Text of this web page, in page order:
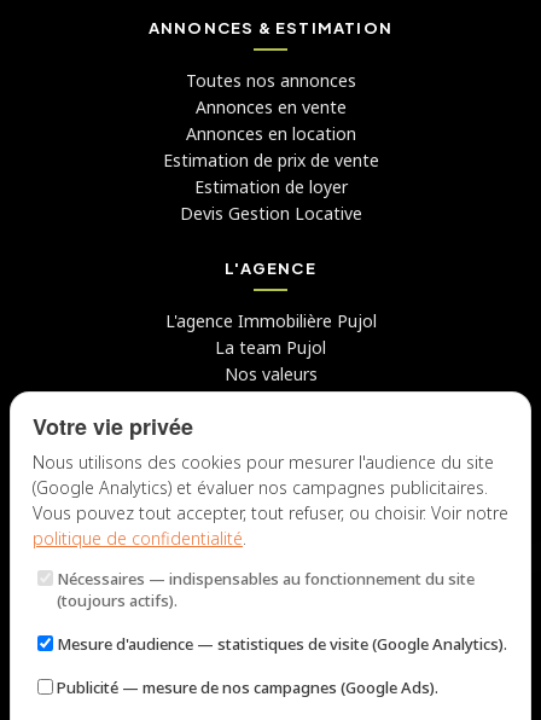
ANNONCES & ESTIMATION
Toutes nos annonces
Annonces en vente
Annonces en location
Estimation de prix de vente
Estimation de loyer
Devis Gestion Locative
L'AGENCE
L'agence Immobilière Pujol
La team Pujol
Nos valeurs
Avis clients
Candidater chez nous
NOUS CONTACTER
Lun – Jeu : 9h – 12h / 14h – 18h
Votre vie privée
Nous utilisons des cookies pour mesurer l'audience du site
(Google Analytics) et évaluer nos campagnes publicitaires.
Vous pouvez tout accepter, tout refuser, ou choisir. Voir notre
politique de confidentialité.
Nécessaires — indispensables au fonctionnement du site
(toujours actifs).
Mesure d'audience — statistiques de visite (Google Analytics).
Publicité — mesure de nos campagnes (Google Ads).